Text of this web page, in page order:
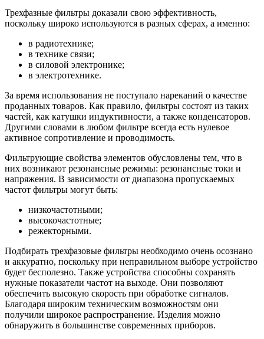
Трехфазные фильтры доказали свою эффективность,
поскольку широко используются в разных сферах, а именно:
в радиотехнике;
в технике связи;
в силовой электронике;
в электротехнике.
За время использования не поступало нареканий о качестве
проданных товаров. Как правило, фильтры состоят из таких
частей, как катушки индуктивности, а также конденсаторов.
Другими словами в любом фильтре всегда есть нулевое
активное сопротивление и проводимость.
Фильтрующие свойства элементов обусловлены тем, что в
них возникают резонансные режимы: резонансные токи и
напряжения. В зависимости от диапазона пропускаемых
частот фильтры могут быть:
низкочастотными;
высокочастотные;
режекторными.
Подбирать трехфазовые фильтры необходимо очень осознано
и аккуратно, поскольку при неправильном выборе устройство
будет бесполезно. Также устройства способны сохранять
нужные показатели частот на выходе. Они позволяют
обеспечить высокую скорость при обработке сигналов.
Благодаря широким техническим возможностям они
получили широкое распространение. Изделия можно
обнаружить в большинстве современных приборов.